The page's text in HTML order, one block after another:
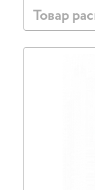
Товар